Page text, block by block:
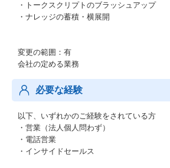
・トークスクリプトのブラッシュアップ
・ナレッジの蓄積・横展開
変更の範囲：有
会社の定める業務
必要な経験
以下、いずれかのご経験をされている方
・営業（法人個人問わず）
・電話営業
・インサイドセールス